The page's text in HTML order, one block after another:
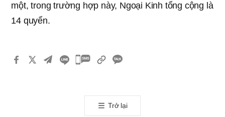
một, trong trường hợp này, Ngoại Kinh tổng cộng là
14 quyển.
카
톡
공
Trở lại